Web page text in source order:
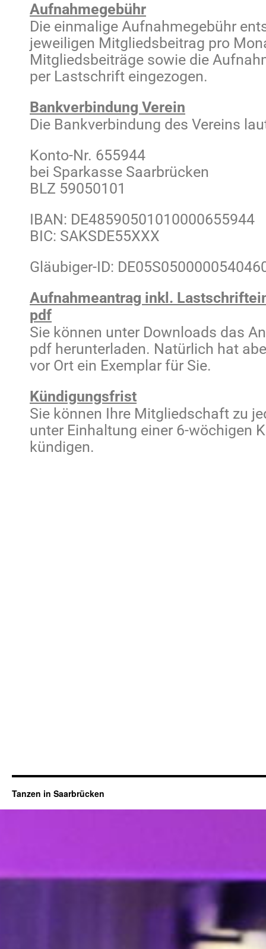
Aufnahmegebühr
Die einmalige Aufnahmegebühr
jeweiligen Mitgliedsbeitrag pro
Mitgliedsbeiträge sowie die
per Lastschrift eingezogen.
Bankverbindung Verein
Die Bankverbindung des Vereins
Konto-Nr. 655944
bei Sparkasse Saarbrücken
BLZ 59050101
IBAN: DE48590501010000655944
BIC: SAKSDE55XXX
Gläubiger-ID:
Aufnahmeantrag inkl.
pdf
Sie können unter Downloads das
pdf herunterladen. Natürlich hat
vor Ort ein Exemplar für Sie.
Kündigungsfrist
Sie können Ihre Mitgliedschaft zu
unter Einhaltung einer 6-wöchigen
kündigen.
Tanzen in Saarbrücken